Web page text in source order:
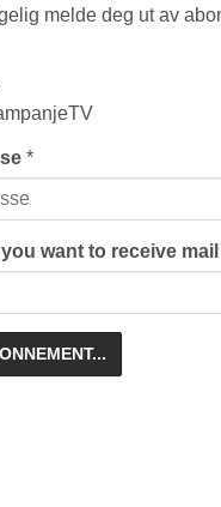
melde deg ut av
*
want to receive mail